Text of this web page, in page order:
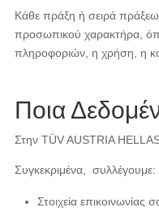
Κάθε πράξη ή σειρά
προσωπικού χαρακτήρα,
πληροφοριών, η χρήση, η
Ποια
Στην TÜV AUSTRIA
Συγκεκριμένα, συλλέγουμε:
Στοιχεία